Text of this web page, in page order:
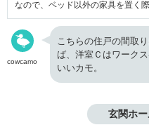
なので、ベッド以外の家具を置く
cowcamo
こちらの住戸の間取
ば、洋室Ｃはワーク
いいカモ。
玄関ホー